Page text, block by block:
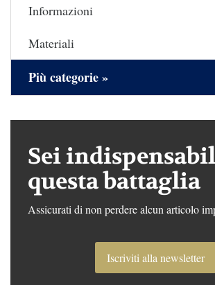
Informazioni
Materiali
Più categorie »
Sei
questa battaglia
Assicurati di non perdere alcun articolo
Iscriviti alla newsletter